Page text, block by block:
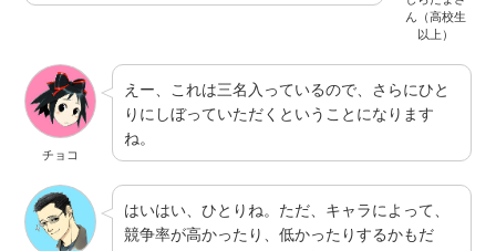
ん（高校生
以上）
チョコ
えー、これは三名入っているので、さらにひと
りにしぼっていただくということになります
ね。
はいはい、ひとりね。ただ、キャラによって、
競争率が高かったり、低かったりするかもだ